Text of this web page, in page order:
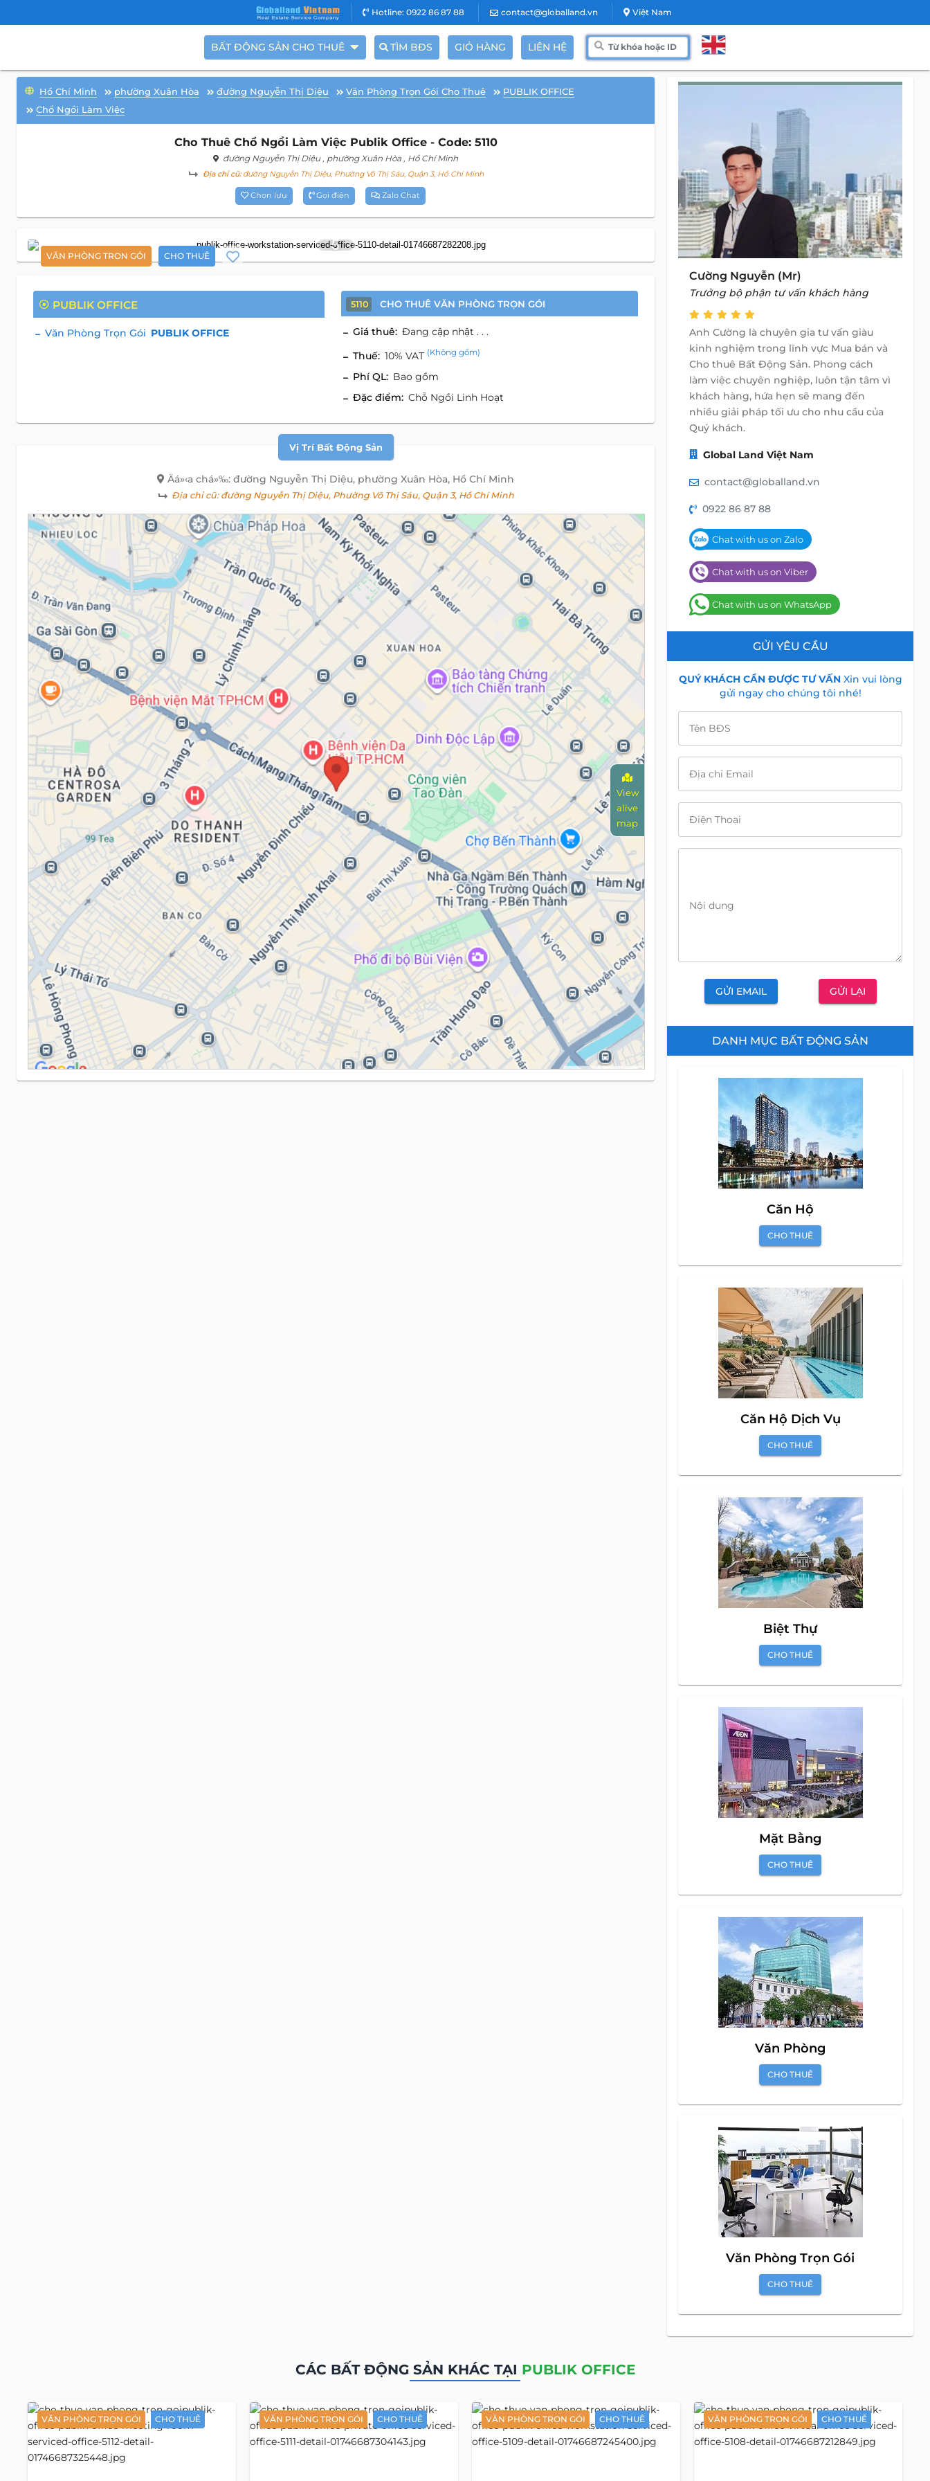
Hotline: 0922 86 87 88 contact@globalland.vn Việt Nam
BẤT ĐỘNG SẢN CHO THUÊ TÌM BĐS GIỎ HÀNG LIÊN HỆ
Hồ Chí Minh phường Xuân Hòa đường Nguyễn Thị Diệu Văn Phòng Trọn Gói Cho Thuê
PUBLIK OFFICE
Chổ Ngồi Làm Việc
Cho Thuê Chổ Ngồi Làm Việc Publik Office - Code: 5110
đường Nguyễn Thị Diệu , phường Xuân Hòa , Hồ Chí Minh
Địa chỉ cũ:đường Nguyễn Thị Diệu, Phường Võ Thị Sáu, Quận 3, Hồ Chí Minh
Chọn lưu Gọi điện Zalo Chat
VĂN PHÒNG TRỌN GÓI CHO THUÊ
5
PUBLIK OFFICE
Văn Phòng Trọn Gói PUBLIK OFFICE
5110 CHO THUÊ VĂN PHÒNG TRỌN GÓI
Giá thuê: Đang cập nhật . . .
Thuế: 10% VAT (Không gồm)
Phí QL: Bao gồm
Đặc điểm: Chỗ Ngồi Linh Hoạt
Vị Trí Bất Động Sản
Äá»‹a chá»‰: đường Nguyễn Thị Diệu, phường Xuân Hòa, Hồ Chí Minh
Địa chỉ cũ:đường Nguyễn Thị Diệu, Phường Võ Thị Sáu, Quận 3, Hồ Chí Minh
View
alive
map
Cường Nguyễn (Mr)
Trưởng bộ phận tư vấn khách hàng
Anh Cường là chuyên gia tư vấn giàu
kinh nghiệm trong lĩnh vực Mua bán và
Cho thuê Bất Động Sản. Phong cách
làm việc chuyên nghiệp, luôn tận tâm vì
khách hàng, hứa hẹn sẽ mang đến
nhiều giải pháp tối ưu cho nhu cầu của
Quý khách.
Global Land Việt Nam
contact@globalland.vn
0922 86 87 88
Chat with us on Zalo
Chat with us on Viber
Chat with us on WhatsApp
GỬI YÊU CẦU
QUÝ KHÁCH CẦN ĐƯỢC TƯ VẤNXin vui lòng
gửi ngay cho chúng tôi nhé!
Tên BĐS
Địa chỉ Email
Điện Thoại
Nội dung
GỬI EMAIL GỬI LẠI
DANH MỤC BẤT ĐỘNG SẢN
Căn Hộ
CHO THUÊ
Căn Hộ Dịch Vụ
CHO THUÊ
Biệt Thự
CHO THUÊ
Mặt Bằng
CHO THUÊ
Văn Phòng
CHO THUÊ
Văn Phòng Trọn Gói
CHO THUÊ
CÁC BẤT ĐỘNG SẢN KHÁC TẠI PUBLIK OFFICE
VĂN PHÒNG TRỌN GÓI CHO THUÊ VĂN PHÒNG TRỌN GÓI CHO THUÊ VĂN PHÒNG TRỌN GÓI CHO THUÊ VĂN PHÒNG TRỌN GÓI CHO THUÊ